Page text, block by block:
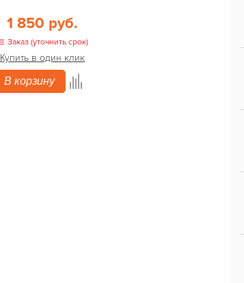
1 850 руб.
Заказ (уточнить срок)
Купить в один клик
В корзину